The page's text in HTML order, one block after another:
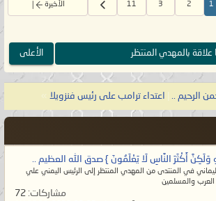
1
2
3
11 الأخيرة
بالمهدي المنتظر
الأعلى
الرحيم .. اعتداء ترامب على رئيس فنزويلا »
وَلَكِنَّ أَكْثَرَ النَّاسِ لَا يَعْلَمُونَ } صدق الله العظيم ..
في المنتدى من المهدي المنتظر إلى الرئيس اليمني علي
العرب والمسلمين
مشاركات: